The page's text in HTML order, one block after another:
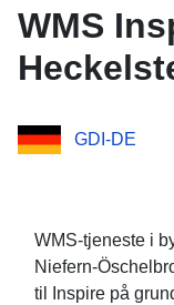
WMS
GDI-DE
WMS-tjeneste i
Niefern-
til Inspire på